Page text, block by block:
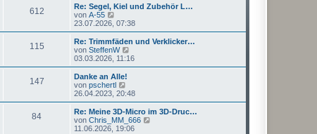
t
a
g
e
t
B
e
i
g
612
Re: Segel, Kiel und Zubehör L…
von A-55
e
u
e
s
t
r
B
e
i
r
a
g
23.07.2026, 07:38
115
Re: Trimmfäden und Verklicker…
von SteffenW
e
u
t
r
B
e
03.03.2026, 11:16
147
Danke an Alle!
von pschertl
e
u
e
s
t
26.04.2023, 20:48
84
Re: Meine 3D-Micro im 3D-Druc…
von Chris_MM_666
11.06.2026, 19:06